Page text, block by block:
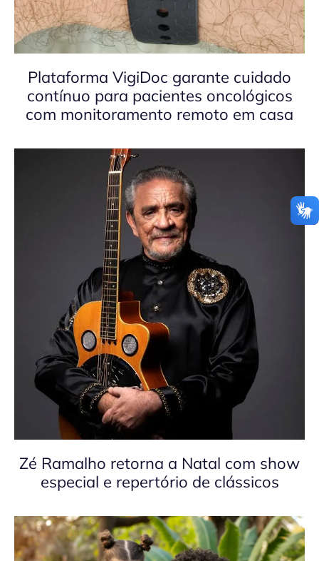
Plataforma VigiDoc garante cuidado
contínuo para pacientes oncológicos
com monitoramento remoto em casa
Zé Ramalho retorna a Natal com show
especial e repertório de clássicos